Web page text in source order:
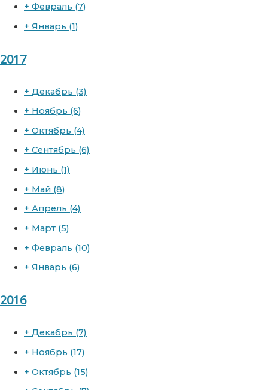
+ Февраль (7)
+ Январь (1)
2017
+ Декабрь (3)
+ Ноябрь (6)
+ Октябрь (4)
+ Сентябрь (6)
+ Июнь (1)
+ Май (8)
+ Апрель (4)
+ Март (5)
+ Февраль (10)
+ Январь (6)
2016
+ Декабрь (7)
+ Ноябрь (17)
+ Октябрь (15)